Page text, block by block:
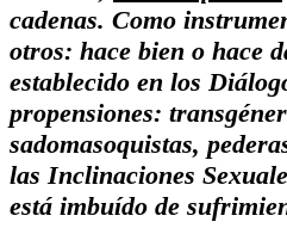
cadenas. Como
otros: hace bien o hace
establecido en los
propensiones:
sadomasoquistas,
las Inclinaciones
está imbuído de